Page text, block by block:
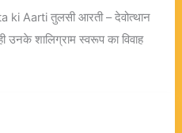
ki Aarti तुलसी आरती – देवोत्थान
उनके शालिग्राम स्वरूप का विवाह